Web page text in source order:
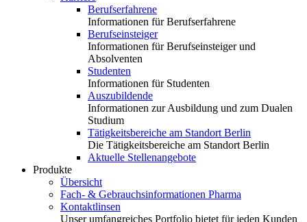
Berufserfahrene
Informationen für Berufserfahrene
Berufseinsteiger
Informationen für Berufseinsteiger und
Absolventen
Studenten
Informationen für Studenten
Auszubildende
Informationen zur Ausbildung und zum Dualen
Studium
Tätigkeitsbereiche am Standort Berlin
Die Tätigkeitsbereiche am Standort Berlin
Aktuelle Stellenangebote
Produkte
Übersicht
Fach- & Gebrauchsinformationen Pharma
Kontaktlinsen
Unser umfangreiches Portfolio bietet für jeden Kunden